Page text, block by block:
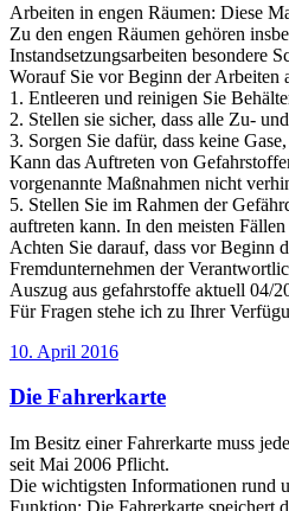
Arbeiten in engen Räumen: Diese
Zu den engen Räumen gehören
Instandsetzungsarbeiten besondere
Worauf Sie vor Beginn der Arbeiten
1. Entleeren und reinigen Sie
2. Stellen sie sicher, dass alle Zu-
3. Sorgen Sie dafür, dass keine
Kann das Auftreten von
vorgenannte Maßnahmen nicht
5. Stellen Sie im Rahmen der
auftreten kann. In den meisten
Achten Sie darauf, dass vor Beginn
Fremdunternehmen der
Auszug aus gefahrstoffe aktuell 04/
Für Fragen stehe ich zu Ihrer
Veröffentlicht
10. April 2016
Die Fahrerkarte
Im Besitz einer Fahrerkarte muss
seit Mai 2006 Pflicht.
Die wichtigsten Informationen rund
Funktion: Die Fahrerkarte speichert